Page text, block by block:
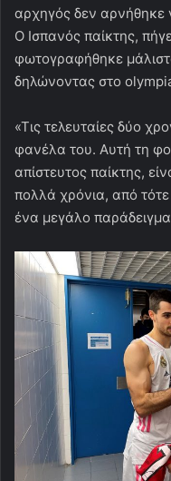
αρχηγός δεν αρνήθηκε
Ο Ισπανός παίκτης,
φωτογραφήθηκε
δηλώνοντας στο
«Τις τελευταίες δύο
φανέλα του. Αυτή τη
απίστευτος παίκτης,
πολλά χρόνια, από τότε
ένα μεγάλο